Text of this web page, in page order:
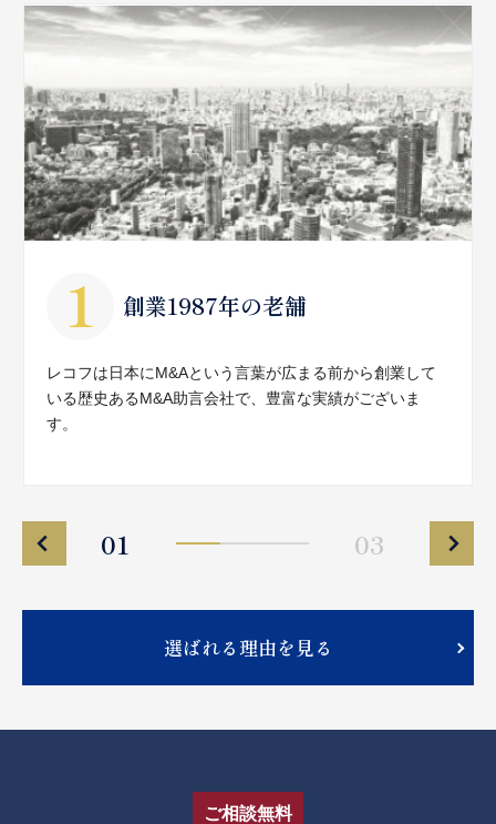
創業1987年の老舗
レコフは日本にM&Aという言葉が広まる前から創業して
いる歴史あるM&A助言会社で、豊富な実績がございま
す。
01 03
選ばれる理由を見る
ご相談無料